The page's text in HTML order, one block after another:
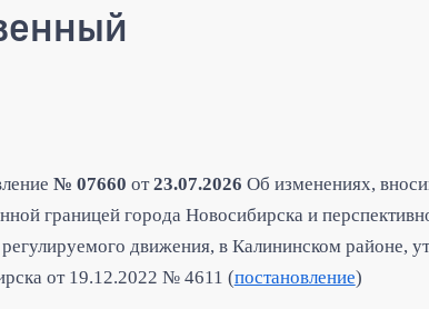
№ 07660 от23.07.2026 Об изменениях,
границей города Новосибирска и
регулируемого движения, в Калининском районе,
от 19.12.2022 № 4611 (постановление)